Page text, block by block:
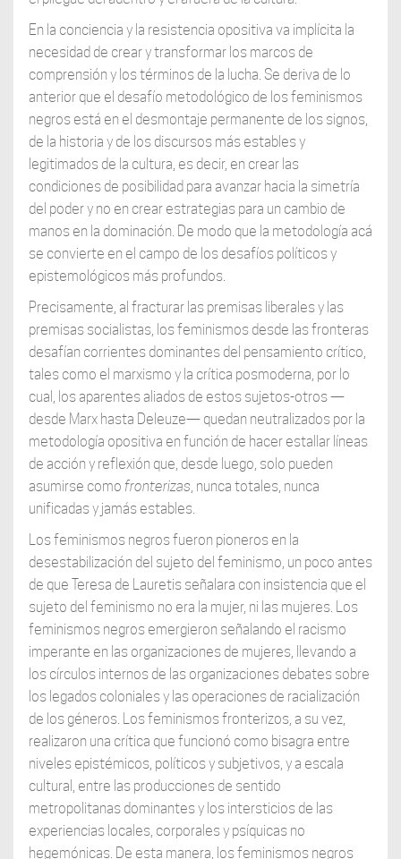
En la conciencia y la resistencia opositiva va implícita la
necesidad de crear y transformar los marcos de
comprensión y los términos de la lucha. Se deriva de lo
anterior que el desafío metodológico de los feminismos
negros está en el desmontaje permanente de los signos,
de la historia y de los discursos más estables y
legitimados de la cultura, es decir, en crear las
condiciones de posibilidad para avanzar hacia la simetría
del poder y no en crear estrategias para un cambio de
manos en la dominación. De modo que la metodología acá
se convierte en el campo de los desafíos políticos y
epistemológicos más profundos.
Precisamente, al fracturar las premisas liberales y las
premisas socialistas, los feminismos desde las fronteras
desafían corrientes dominantes del pensamiento crítico,
tales como el marxismo y la crítica posmoderna, por lo
cual, los aparentes aliados de estos sujetos-otros —
desde Marx hasta Deleuze— quedan neutralizados por la
metodología opositiva en función de hacer estallar líneas
de acción y reflexión que, desde luego, solo pueden
asumirse como fronterizas, nunca totales, nunca
unificadas y jamás estables.
Los feminismos negros fueron pioneros en la
desestabilización del sujeto del feminismo, un poco antes
de que Teresa de Lauretis señalara con insistencia que el
sujeto del feminismo no era la mujer, ni las mujeres. Los
feminismos negros emergieron señalando el racismo
imperante en las organizaciones de mujeres, llevando a
los círculos internos de las organizaciones debates sobre
los legados coloniales y las operaciones de racialización
de los géneros. Los feminismos fronterizos, a su vez,
realizaron una crítica que funcionó como bisagra entre
niveles epistémicos, políticos y subjetivos, y a escala
cultural, entre las producciones de sentido
metropolitanas dominantes y los intersticios de las
experiencias locales, corporales y psíquicas no
hegemónicas. De esta manera, los feminismos negros